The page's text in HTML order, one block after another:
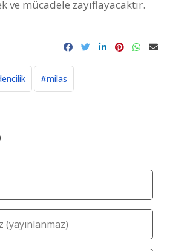
ve mücadele zayıflayacaktır.
#milas